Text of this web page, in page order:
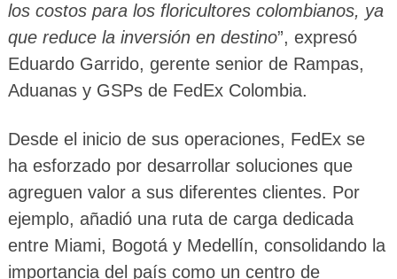
los costos para los floricultores colombianos, ya
que reduce la inversión en destino”, expresó
Eduardo Garrido, gerente senior de Rampas,
Aduanas y GSPs de FedEx Colombia.
Desde el inicio de sus operaciones, FedEx se
ha esforzado por desarrollar soluciones que
agreguen valor a sus diferentes clientes. Por
ejemplo, añadió una ruta de carga dedicada
entre Miami, Bogotá y Medellín, consolidando la
importancia del país como un centro de